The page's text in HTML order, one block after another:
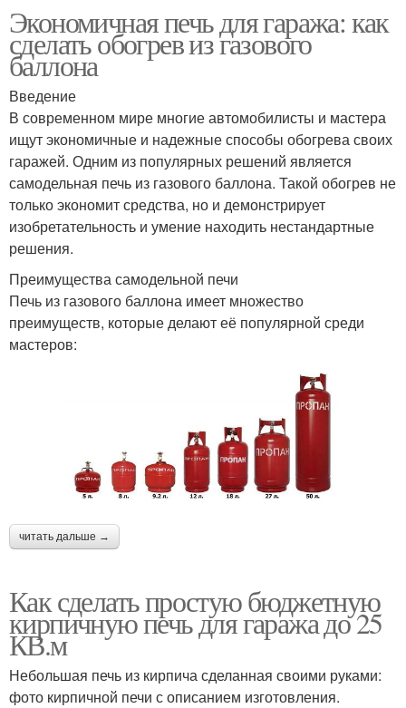
Экономичная печь для гаража: как
сделать обогрев из газового
баллона
Введение
В современном мире многие автомобилисты и мастера
ищут экономичные и надежные способы обогрева своих
гаражей. Одним из популярных решений является
самодельная печь из газового баллона. Такой обогрев не
только экономит средства, но и демонстрирует
изобретательность и умение находить нестандартные
решения.
Преимущества самодельной печи
Печь из газового баллона имеет множество
преимуществ, которые делают её популярной среди
мастеров:
читать дальше →
Как сделать простую бюджетную
кирпичную печь для гаража до 25
КВ.м
Небольшая печь из кирпича сделанная своими руками:
фото кирпичной печи с описанием изготовления.